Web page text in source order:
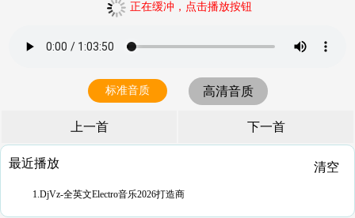
正在缓冲，点击播放按钮
标准音质 高清音质
上一首 下一首
最近播放 清空
1.DjVz-全英文Electro音乐2026打造商